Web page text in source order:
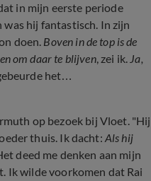
in mijn eerste periode
was hij fantastisch. In zijn
doen. Boven in de top is de
om daar te blijven, zei ik. Ja,
het…
op bezoek bij Vloet. "Hij
thuis. Ik dacht: Als hij
deed me denken aan mijn
Ik wilde voorkomen dat Rai